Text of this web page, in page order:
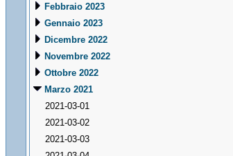
Febbraio 2023
Gennaio 2023
Dicembre 2022
Novembre 2022
Ottobre 2022
Marzo 2021
2021-03-01
2021-03-02
2021-03-03